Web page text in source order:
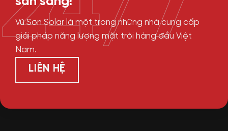
Vũ Sơn Solar là một trong những nhà cung cấp
giải pháp năng lượng mặt trời hàng đầu Việt
Nam.
LIÊN HỆ